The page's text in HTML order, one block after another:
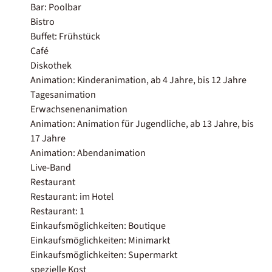
Bar: Poolbar
Bistro
Buffet: Frühstück
Café
Diskothek
Animation: Kinderanimation, ab 4 Jahre, bis 12 Jahre
Tagesanimation
Erwachsenenanimation
Animation: Animation für Jugendliche, ab 13 Jahre, bis
17 Jahre
Animation: Abendanimation
Live-Band
Restaurant
Restaurant: im Hotel
Restaurant: 1
Einkaufsmöglichkeiten: Boutique
Einkaufsmöglichkeiten: Minimarkt
Einkaufsmöglichkeiten: Supermarkt